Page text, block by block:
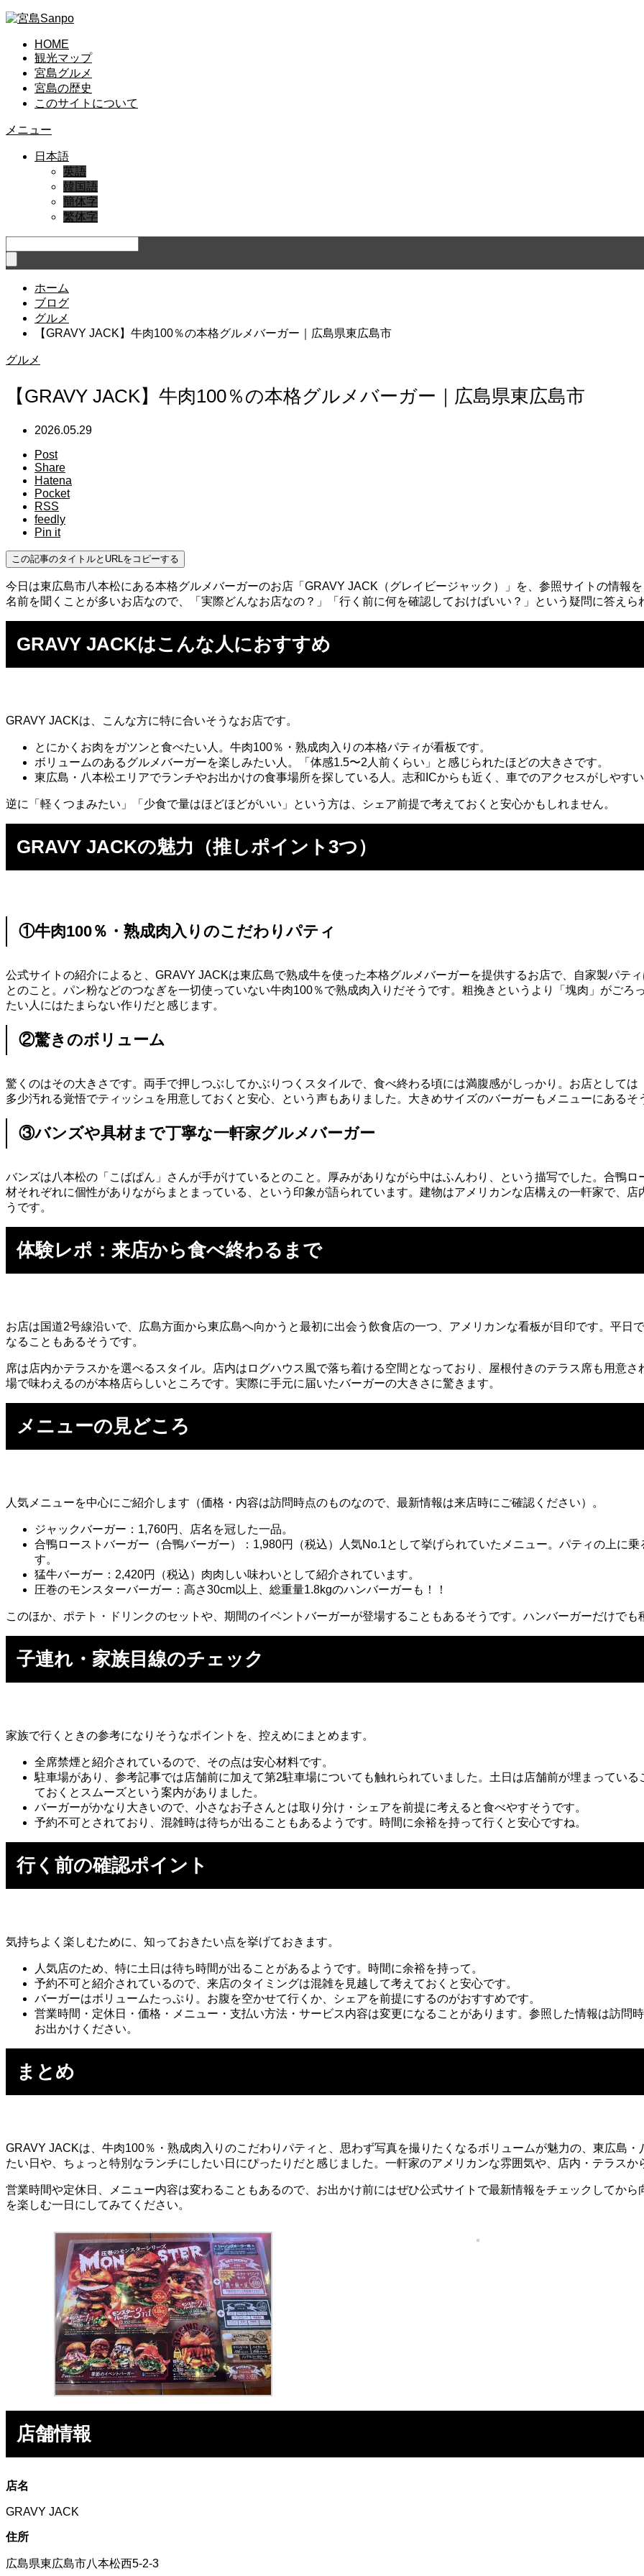
HOME
観光マップ
宮島グルメ
宮島の歴史
このサイトについて
メニュー
日本語
英語
韓国語
簡体字
繁体字
ホーム
ブログ
グルメ
【GRAVY JACK】牛肉100％の本格グルメバーガー｜広島県東広島市
グルメ
【GRAVY JACK】牛肉100％の本格グルメバーガー｜広島県東広島市
2026.05.29
Post
Share
Hatena
Pocket
RSS
feedly
Pin it
この記事のタイトルとURLをコピーする
今日は東広島市八本松にある本格グルメバーガーのお店「GRAVY JACK（グレイビージャック）」を、参照サイトの情報
名前を聞くことが多いお店なので、「実際どんなお店なの？」「行く前に何を確認しておけばいい？」という疑問に答えら
GRAVY JACKはこんな人におすすめ
GRAVY JACKは、こんな方に特に合いそうなお店です。
とにかくお肉をガツンと食べたい人。牛肉100％・熟成肉入りの本格パティが看板です。
ボリュームのあるグルメバーガーを楽しみたい人。「体感1.5〜2人前くらい」と感じられたほどの大きさです。
東広島・八本松エリアでランチやお出かけの食事場所を探している人。志和ICからも近く、車でのアクセスがしやすい
逆に「軽くつまみたい」「少食で量はほどほどがいい」という方は、シェア前提で考えておくと安心かもしれません。
GRAVY JACKの魅力（推しポイント3つ）
①牛肉100％・熟成肉入りのこだわりパティ
公式サイトの紹介によると、GRAVY JACKは東広島で熟成牛を使った本格グルメバーガーを提供するお店で、自家製パテ
とのこと。パン粉などのつなぎを一切使っていない牛肉100％で熟成肉入りだそうです。粗挽きというより「塊肉」がご
たい人にはたまらない作りだと感じます。
②驚きのボリューム
驚くのはその大きさです。両手で押しつぶしてかぶりつくスタイルで、食べ終わる頃には満腹感がしっかり。お店として
多少汚れる覚悟でティッシュを用意しておくと安心、という声もありました。大きめサイズのバーガーもメニューにあるそ
③バンズや具材まで丁寧な一軒家グルメバーガー
バンズは八本松の「こばぱん」さんが手がけているとのこと。厚みがありながら中はふんわり、という描写でした。合鴨
材それぞれに個性がありながらまとまっている、という印象が語られています。建物はアメリカンな店構えの一軒家で、
うです。
体験レポ：来店から食べ終わるまで
お店は国道2号線沿いで、広島方面から東広島へ向かうと最初に出会う飲食店の一つ、アメリカンな看板が目印です。平日
なることもあるそうです。
席は店内かテラスかを選べるスタイル。店内はログハウス風で落ち着ける空間となっており、屋根付きのテラス席も用意
場で味わえるのが本格店らしいところです。実際に手元に届いたバーガーの大きさに驚きます。
メニューの見どころ
人気メニューを中心にご紹介します（価格・内容は訪問時点のものなので、最新情報は来店時にご確認ください）。
ジャックバーガー：1,760円、店名を冠した一品。
合鴨ローストバーガー（合鴨バーガー）：1,980円（税込）人気No.1として挙げられていたメニュー。パティの上に
す。
猛牛バーガー：2,420円（税込）肉肉しい味わいとして紹介されています。
圧巻のモンスターバーガー：高さ30cm以上、総重量1.8kgのハンバーガーも！！
このほか、ポテト・ドリンクのセットや、期間のイベントバーガーが登場することもあるそうです。ハンバーガーだけでも
子連れ・家族目線のチェック
家族で行くときの参考になりそうなポイントを、控えめにまとめます。
全席禁煙と紹介されているので、その点は安心材料です。
駐車場があり、参考記事では店舗前に加えて第2駐車場についても触れられていました。土日は店舗前が埋まってい
ておくとスムーズという案内がありました。
バーガーがかなり大きいので、小さなお子さんとは取り分け・シェアを前提に考えると食べやすそうです。
予約不可とされており、混雑時は待ちが出ることもあるようです。時間に余裕を持って行くと安心ですね。
行く前の確認ポイント
気持ちよく楽しむために、知っておきたい点を挙げておきます。
人気店のため、特に土日は待ち時間が出ることがあるようです。時間に余裕を持って。
予約不可と紹介されているので、来店のタイミングは混雑を見越して考えておくと安心です。
バーガーはボリュームたっぷり。お腹を空かせて行くか、シェアを前提にするのがおすすめです。
営業時間・定休日・価格・メニュー・支払い方法・サービス内容は変更になることがあります。参照した情報は訪問
お出かけください。
まとめ
GRAVY JACKは、牛肉100％・熟成肉入りのこだわりパティと、思わず写真を撮りたくなるボリュームが魅力の、東広島
たい日や、ちょっと特別なランチにしたい日にぴったりだと感じました。一軒家のアメリカンな雰囲気や、店内・テラスか
営業時間や定休日、メニュー内容は変わることもあるので、お出かけ前にはぜひ公式サイトで最新情報をチェックしてか
を楽しむ一日にしてみてください。
店舗情報
店名
GRAVY JACK
住所
広島県東広島市八本松西5-2-3